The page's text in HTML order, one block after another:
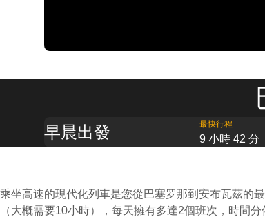
早晨出發 最快行程
9 小時 42 分
乘坐高速的現代化列車是您從巴塞罗那到安布瓦茲的
（大概需要10小時），每天擁有多達2個班次，時間